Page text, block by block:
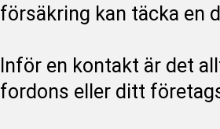
försäkring kan täcka en
Inför en kontakt är det
fordons eller ditt